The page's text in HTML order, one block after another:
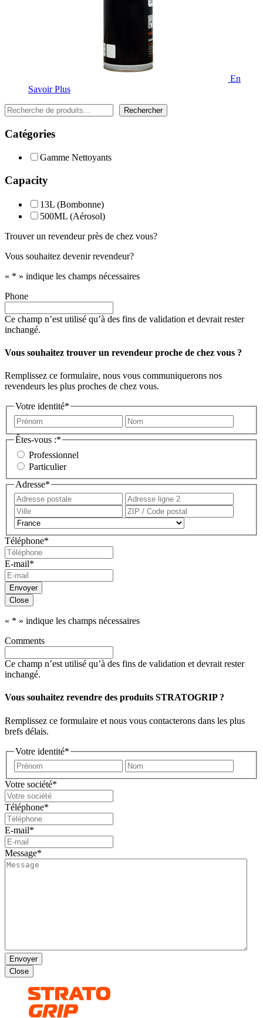
En
Savoir Plus
Rechercher
Rechercher
Catégories
Gamme Nettoyants
Capacity
13L (Bombonne)
500ML (Aérosol)
Trouver un revendeur près de chez vous?
Vous souhaitez devenir revendeur?
« * » indique les champs nécessaires
Phone
Ce champ n’est utilisé qu’à des fins de validation et devrait rester
inchangé.
Vous souhaitez trouver un revendeur proche de chez vous ?
Remplissez ce formulaire, nous vous communiquerons nos
revendeurs les plus proches de chez vous.
Votre identité*
Prénom
Êtes-vous :*
Professionnel
Particulier
Adresse*
Adresse
postale
Ville
Téléphone*
E-mail*
Envoyer
Close
« * » indique les champs nécessaires
Comments
Ce champ n’est utilisé qu’à des fins de validation et devrait rester
inchangé.
Vous souhaitez revendre des produits STRATOGRIP ?
Remplissez ce formulaire et nous vous contacterons dans les plus
brefs délais.
Votre identité*
Prénom
Votre société*
Téléphone*
E-mail*
Message*
Envoyer
Close